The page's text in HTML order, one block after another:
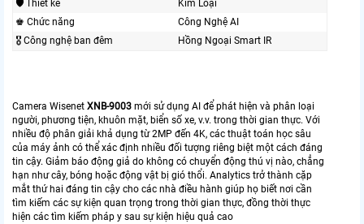
🛡 Thiết kế
Kim Loại
♚ Chức năng
Công Nghệ AI
🎖️ Công nghệ ban đêm
Hồng Ngoại Smart IR
Camera Wisenet XNB-9003 mới sử dụng AI để phát hiện và phân loại
người, phương tiện, khuôn mặt, biển số xe, v.v. trong thời gian thực. Với
nhiều độ phân giải khả dụng từ 2MP đến 4K, các thuật toán học sâu
của máy ảnh có thể xác định nhiều đối tượng riêng biệt một cách đáng
tin cậy. Giảm báo động giả do không có chuyển động thú vị nào, chẳng
hạn như cây, bóng hoặc động vật bị gió thổi. Analytics trở thành cặp
mắt thứ hai đáng tin cậy cho các nhà điều hành giúp họ biết nơi cần
tìm kiếm các sự kiện quan trọng trong thời gian thực, đồng thời thực
hiện các tìm kiếm pháp y sau sự kiện hiệu quả cao